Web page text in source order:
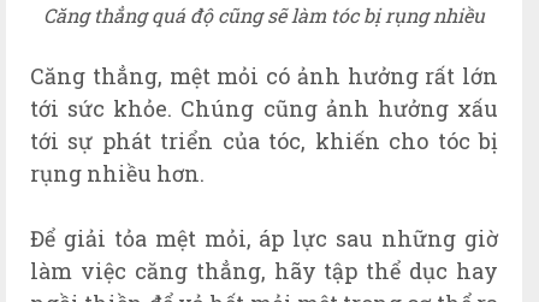
Căng thẳng quá độ cũng sẽ làm tóc bị rụng nhiều
Căng thẳng, mệt mỏi có ảnh hưởng rất lớn
tới sức khỏe. Chúng cũng ảnh hưởng xấu
tới sự phát triển của tóc, khiến cho tóc bị
rụng nhiều hơn.
Để giải tỏa mệt mỏi, áp lực sau những giờ
làm việc căng thẳng, hãy tập thể dục hay